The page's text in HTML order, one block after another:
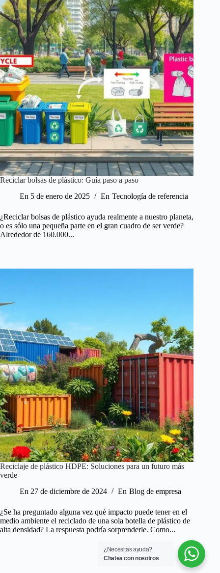
Reciclar bolsas de plástico: Guía paso a paso
En 5 de enero de 2025 En Tecnología de referencia
¿Reciclar bolsas de plástico ayuda realmente a nuestro planeta,
o es sólo una pequeña parte en el gran cuadro de ser verde?
Alrededor de 160.000...
Reciclaje de plástico HDPE: Soluciones para un futuro más
verde
En 27 de diciembre de 2024 En Blog de empresa
¿Se ha preguntado alguna vez qué impacto puede tener en el
medio ambiente el reciclado de una sola botella de plástico de
alta densidad? La respuesta podría sorprenderle. Como...
¿Necesitas ayuda?
Chatea con nosotros